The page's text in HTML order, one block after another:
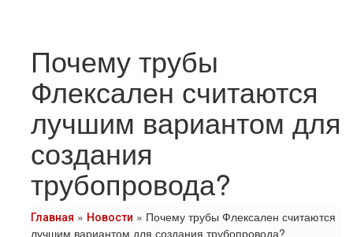
Почему трубы
Флексален считаются
лучшим вариантом для
создания
трубопровода?
Главная » Новости » Почему трубы Флексален считаются
лучшим вариантом для создания трубопровода?